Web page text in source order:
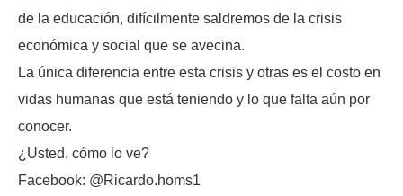
de la educación, difícilmente saldremos de la crisis
económica y social que se avecina.
La única diferencia entre esta crisis y otras es el costo en
vidas humanas que está teniendo y lo que falta aún por
conocer.
¿Usted, cómo lo ve?
Facebook: @Ricardo.homs1